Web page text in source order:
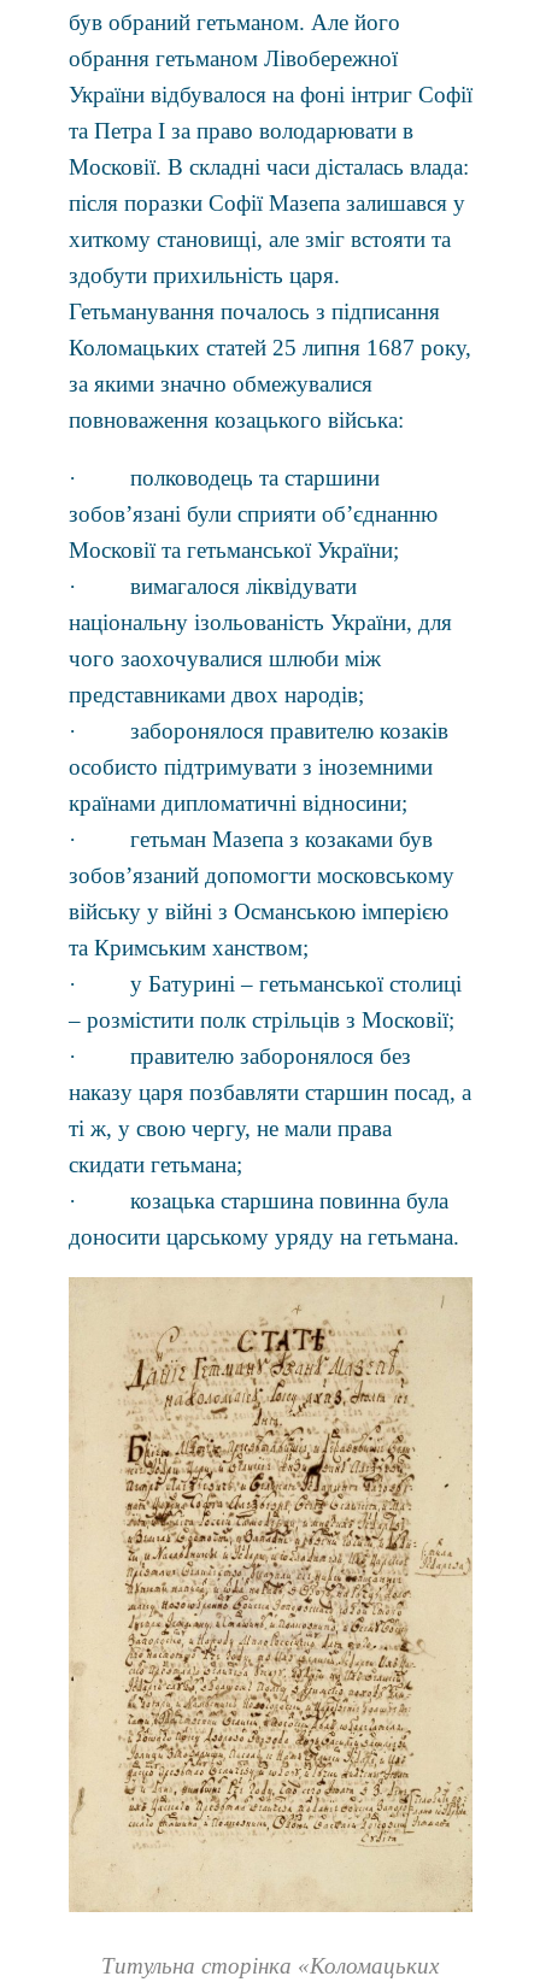
був обраний гетьманом. Але його
обрання гетьманом Лівобережної
України відбувалося на фоні інтриг Софії
та Петра І за право володарювати в
Московії. В складні часи дісталась влада:
після поразки Софії Мазепа залишався у
хиткому становищі, але зміг встояти та
здобути прихильність царя.
Гетьманування почалось з підписання
Коломацьких статей 25 липня 1687 року,
за якими значно обмежувалися
повноваження козацького війська:
· полководець та старшини
зобов’язані були сприяти об’єднанню
Московії та гетьманської України;
· вимагалося ліквідувати
національну ізольованість України, для
чого заохочувалися шлюби між
представниками двох народів;
· заборонялося правителю козаків
особисто підтримувати з іноземними
країнами дипломатичні відносини;
· гетьман Мазепа з козаками був
зобов’язаний допомогти московському
війську у війні з Османською імперією
та Кримським ханством;
· у Батурині – гетьманської столиці
– розмістити полк стрільців з Московії;
· правителю заборонялося без
наказу царя позбавляти старшин посад, а
ті ж, у свою чергу, не мали права
скидати гетьмана;
· козацька старшина повинна була
доносити царському уряду на гетьмана.
Титульна сторінка «Коломацьких